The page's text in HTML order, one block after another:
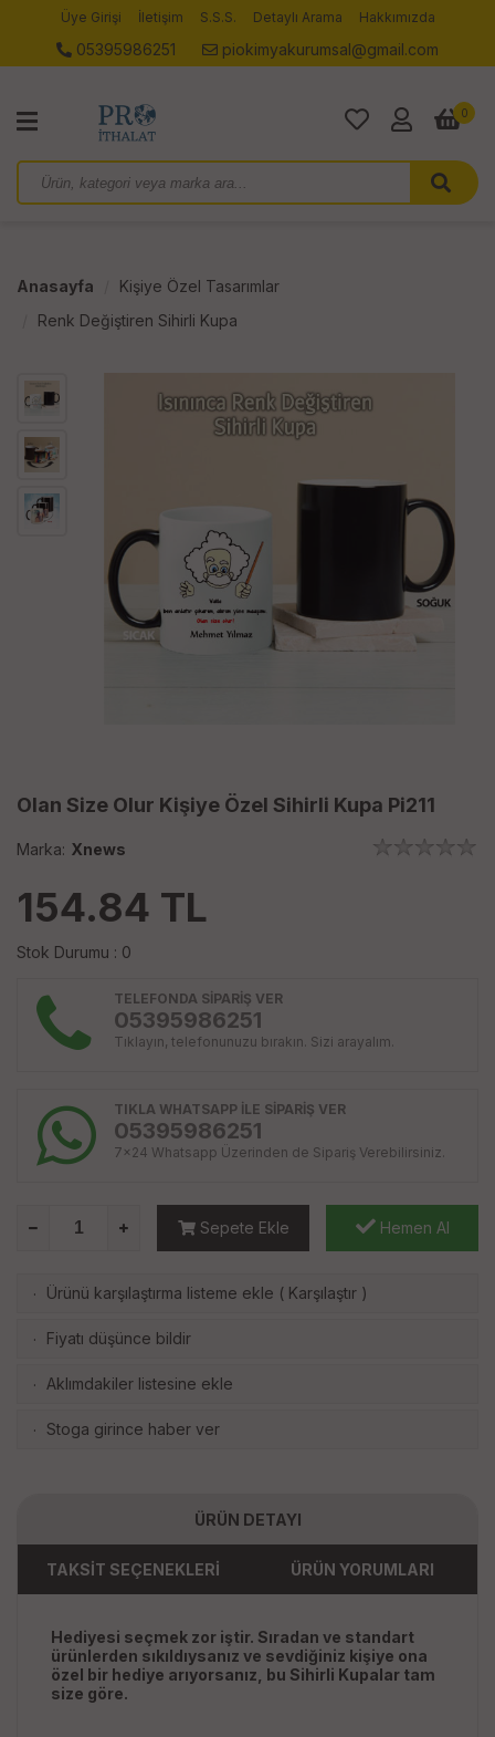
Üye Girişi İletişim S.S.S. Detaylı Arama Hakkımızda
05395986251 piokimyakurumsal@gmail.com
0
Anasayfa
Kişiye Özel Tasarımlar
Renk Değiştiren Sihirli Kupa
Olan Size Olur Kişiye Özel Sihirli Kupa Pi211
Marka: Xnews
154.84 TL
Stok Durumu : 0
TELEFONDA SİPARİŞ VER
05395986251
Tıklayın, telefonunuzu bırakın. Sizi arayalım.
TIKLA WHATSAPP İLE SİPARİŞ VER
05395986251
7x24 Whatsapp Üzerinden de Sipariş Verebilirsiniz.
Sepete Ekle Hemen Al
· Ürünü karşılaştırma listeme ekle ( Karşılaştır )
· Fiyatı düşünce bildir
· Aklımdakiler listesine ekle
· Stoga girince haber ver
ÜRÜN DETAYI
TAKSİT SEÇENEKLERİ ÜRÜN YORUMLARI
Hediyesi seçmek zor iştir. Sıradan ve standart
ürünlerden sıkıldıysanız ve sevdiğiniz kişiye ona
özel bir hediye arıyorsanız, bu Sihirli Kupalar tam
size göre.